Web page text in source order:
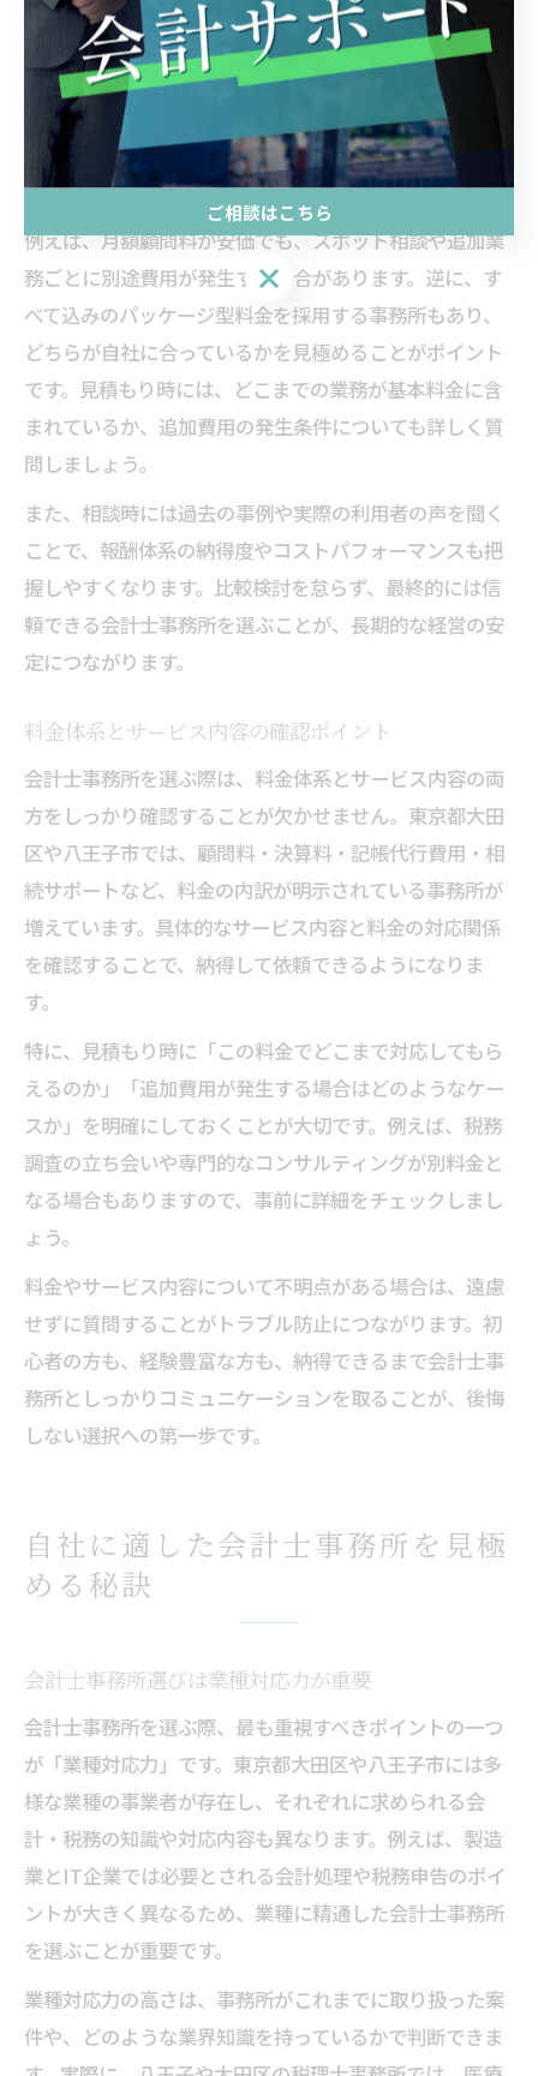
ビスごとに費用がどのように設定されているかを確認す
ることが大切です。東京都大田区や八王子市の会計士事
務所では、報酬体系が細分化されている場合も多く、サ
ービス内容と料金のバランスを見極める必要がありま
す。
例えば、月額顧問料が安価でも、スポット相談や追加業
務ごとに別途費用が発生する場合があります。逆に、す
べて込みのパッケージ型料金を採用する事務所もあり、
どちらが自社に合っているかを見極めることがポイント
です。見積もり時には、どこまでの業務が基本料金に含
まれているか、追加費用の発生条件についても詳しく質
問しましょう。
また、相談時には過去の事例や実際の利用者の声を聞く
ことで、報酬体系の納得度やコストパフォーマンスも把
握しやすくなります。比較検討を怠らず、最終的には信
頼できる会計士事務所を選ぶことが、長期的な経営の安
定につながります。
料金体系とサービス内容の確認ポイント
会計士事務所を選ぶ際は、料金体系とサービス内容の両
方をしっかり確認することが欠かせません。東京都大田
区や八王子市では、顧問料・決算料・記帳代行費用・相
続サポートなど、料金の内訳が明示されている事務所が
増えています。具体的なサービス内容と料金の対応関係
を確認することで、納得して依頼できるようになりま
す。
特に、見積もり時に「この料金でどこまで対応してもら
えるのか」「追加費用が発生する場合はどのようなケー
スか」を明確にしておくことが大切です。例えば、税務
調査の立ち会いや専門的なコンサルティングが別料金と
なる場合もありますので、事前に詳細をチェックしまし
ょう。
料金やサービス内容について不明点がある場合は、遠慮
せずに質問することがトラブル防止につながります。初
心者の方も、経験豊富な方も、納得できるまで会計士事
務所としっかりコミュニケーションを取ることが、後悔
しない選択への第一歩です。
自社に適した会計士事務所を見極
める秘訣
会計士事務所選びは業種対応力が重要
会計士事務所を選ぶ際、最も重視すべきポイントの一つ
が「業種対応力」です。東京都大田区や八王子市には多
様な業種の事業者が存在し、それぞれに求められる会
計・税務の知識や対応内容も異なります。例えば、製造
業とIT企業では必要とされる会計処理や税務申告のポイ
ントが大きく異なるため、業種に精通した会計士事務所
を選ぶことが重要です。
業種対応力の高さは、事務所がこれまでに取り扱った案
件や、どのような業界知識を持っているかで判断できま
ご相談はこちら
ご相談はこちら